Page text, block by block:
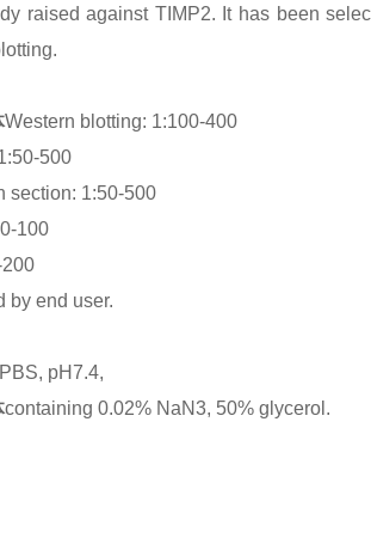
raised against TIMP2. It has been
Western blotting: 1:100-400
500
section: 1:50-500
100
by end user.
pH7.4,
containing 0.02% NaN3, 50% glycerol.